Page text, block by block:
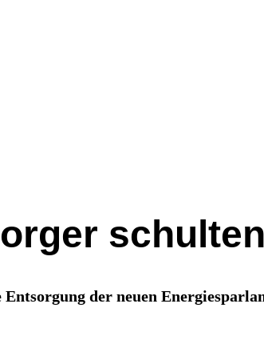
der neuen